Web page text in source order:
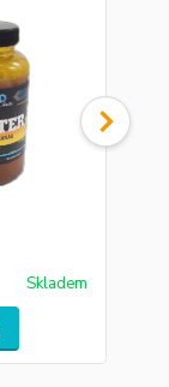
Skladem